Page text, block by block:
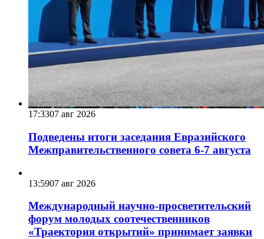
17:3307 авг 2026
Подведены итоги заседания Евразийского
Межправительственного совета 6-7 августа
13:5907 авг 2026
Международный научно-просветительский
форум молодых соотечественников
«Траектория открытий» принимает заявки